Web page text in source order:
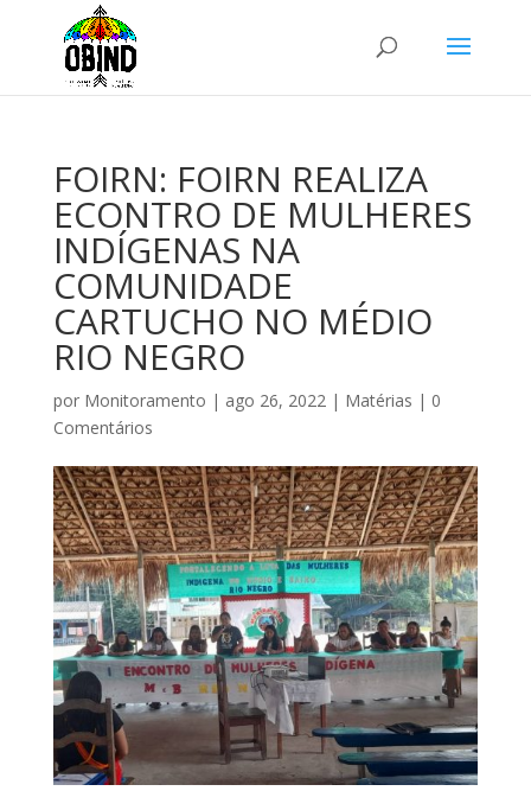
FOIRN: FOIRN REALIZA
ECONTRO DE MULHERES
INDÍGENAS NA
COMUNIDADE
CARTUCHO NO MÉDIO
RIO NEGRO
por Monitoramento | ago 26, 2022| Matérias | 0
Comentários